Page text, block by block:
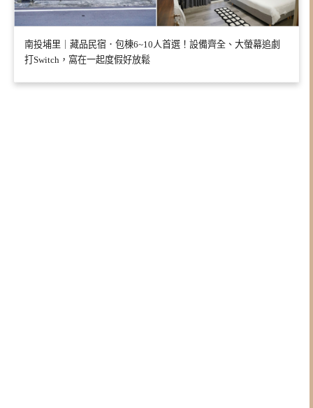
南投埔里｜藏品民宿．包棟6~10人首選！設備齊全、大螢幕追劇
打Switch，窩在一起度假好放鬆